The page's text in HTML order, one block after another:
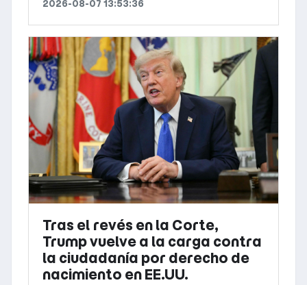
2026-08-07 13:53:36
Tras el revés en la Corte,
Trump vuelve a la carga contra
la ciudadanía por derecho de
nacimiento en EE.UU.